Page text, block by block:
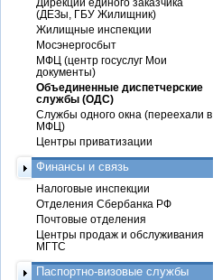
(ДЕЗы, ГБУ Жилищник)
Жилищные инспекции
Мосэнергосбыт
МФЦ (центр госуслуг Мои
документы)
Объединенные диспетчерские
службы (ОДС)
Службы одного окна (переехали в
МФЦ)
Центры приватизации
Финансы и связь
Налоговые инспекции
Отделения Сбербанка РФ
Почтовые отделения
Центры продаж и обслуживания
МГТС
Паспортно-визовые службы